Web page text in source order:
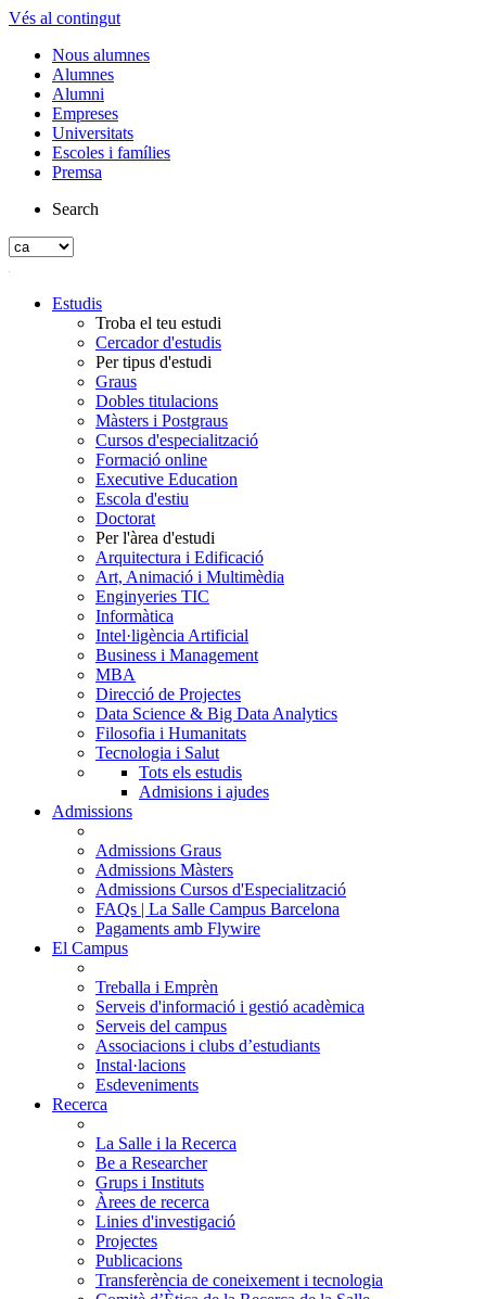
Vés al contingut
Nous alumnes
Alumnes
Alumni
Empreses
Universitats
Escoles i famílies
Premsa
Search
Estudis
Troba el teu estudi
Cercador d'estudis
Per tipus d'estudi
Graus
Dobles titulacions
Màsters i Postgraus
Cursos d'especialització
Formació online
Executive Education
Escola d'estiu
Doctorat
Per l'àrea d'estudi
Arquitectura i Edificació
Art, Animació i Multimèdia
Enginyeries TIC
Informàtica
Intel·ligència Artificial
Business i Management
MBA
Direcció de Projectes
Data Science & Big Data Analytics
Filosofia i Humanitats
Tecnologia i Salut
Tots els estudis
Admisions i ajudes
Admissions
Admissions Graus
Admissions Màsters
Admissions Cursos d'Especialització
FAQs | La Salle Campus Barcelona
Pagaments amb Flywire
El Campus
Treballa i Emprèn
Serveis d'informació i gestió acadèmica
Serveis del campus
Associacions i clubs d’estudiants
Instal·lacions
Esdeveniments
Recerca
La Salle i la Recerca
Be a Researcher
Grups i Instituts
Àrees de recerca
Linies d'investigació
Projectes
Publicacions
Transferència de coneixement i tecnologia